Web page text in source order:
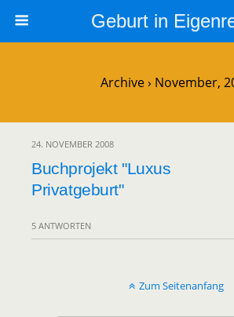
Geburt in
Archive › November,
24. NOVEMBER 2008
Buchprojekt "Luxus
Privatgeburt"
5 ANTWORTEN
Zum Seitenanfang